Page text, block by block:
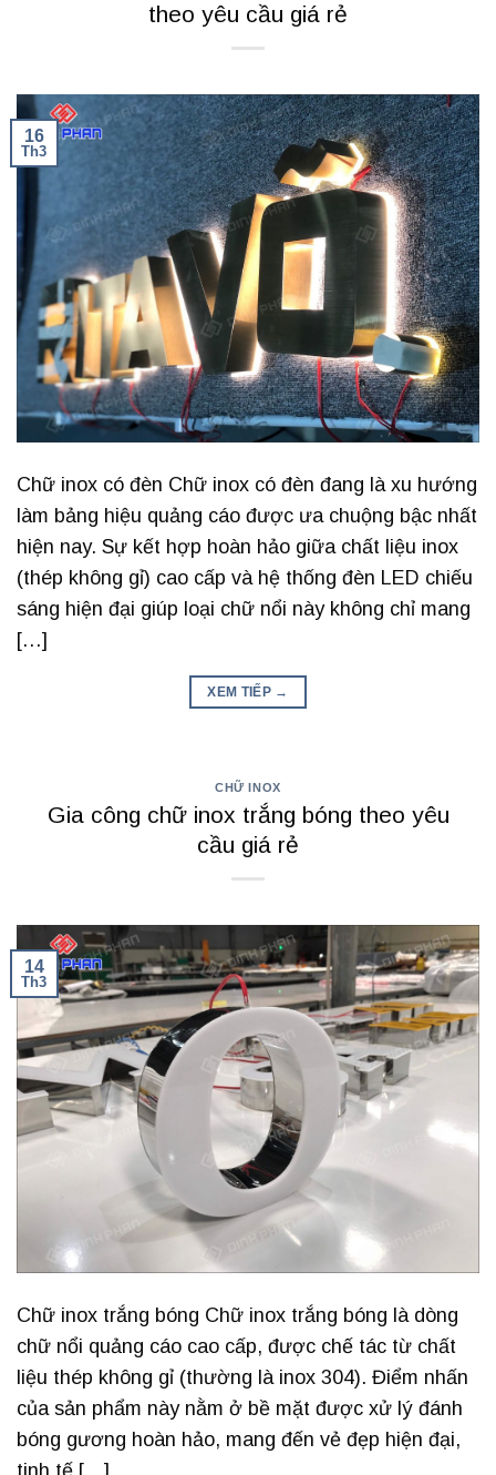
theo yêu cầu giá rẻ
16
Th3
Chữ inox có đèn Chữ inox có đèn đang là xu hướng
làm bảng hiệu quảng cáo được ưa chuộng bậc nhất
hiện nay. Sự kết hợp hoàn hảo giữa chất liệu inox
(thép không gỉ) cao cấp và hệ thống đèn LED chiếu
sáng hiện đại giúp loại chữ nổi này không chỉ mang
[…]
XEM TIẾP →
CHỮ INOX
Gia công chữ inox trắng bóng theo yêu
cầu giá rẻ
14
Th3
Chữ inox trắng bóng Chữ inox trắng bóng là dòng
chữ nổi quảng cáo cao cấp, được chế tác từ chất
liệu thép không gỉ (thường là inox 304). Điểm nhấn
của sản phẩm này nằm ở bề mặt được xử lý đánh
bóng gương hoàn hảo, mang đến vẻ đẹp hiện đại,
tinh tế […]